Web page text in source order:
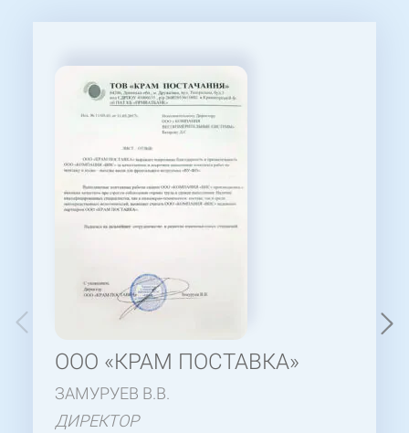
ООО «КРАМ ПОСТАВКА»
ЗАМУРУЕВ В.В.
ДИРЕКТОР